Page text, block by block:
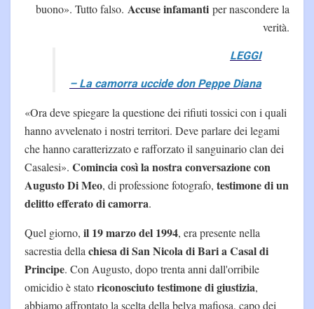
buono». Tutto falso. Accuse infamanti per nascondere la
verità.
LEGGI
– La camorra uccide don Peppe Diana
«Ora deve spiegare la questione dei rifiuti tossici con i quali
hanno avvelenato i nostri territori. Deve parlare dei legami
che hanno caratterizzato e rafforzato il sanguinario clan dei
Casalesi». Comincia così la nostra conversazione con
Augusto Di Meo, di professione fotografo, testimone di un
delitto efferato di camorra.
Quel giorno, il 19 marzo del 1994, era presente nella
sacrestia dellachiesa di San Nicola di Bari a Casal di
Principe. Con Augusto, dopo trenta anni dall'orribile
omicidio è statoriconosciuto testimone di giustizia,
abbiamo affrontato la scelta della belva mafiosa, capo dei